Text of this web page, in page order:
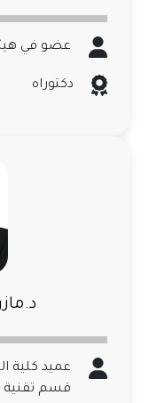
عضو في
دكتوراه
عميد كلية
قسم تقنية